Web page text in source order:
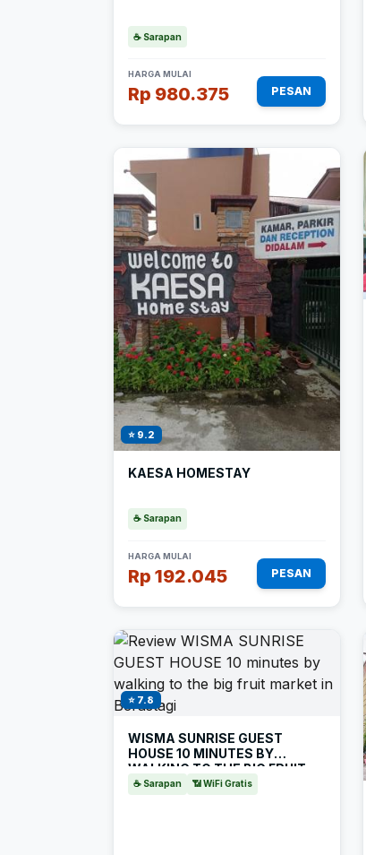
☕ Sarapan
HARGA MULAI
Rp 980.375 PESAN
⭐ 9.2
KAESA HOMESTAY
☕ Sarapan
HARGA MULAI
Rp 192.045 PESAN
⭐ 7.8
WISMA SUNRISE GUEST
HOUSE 10 MINUTES BY
WALKING TO THE BIG FRUIT
MARKET IN BERASTAGI
☕ Sarapan 📶 WiFi Gratis